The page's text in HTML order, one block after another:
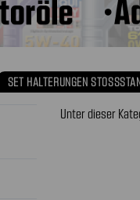
SET HALTERUNGEN
Unter dieser